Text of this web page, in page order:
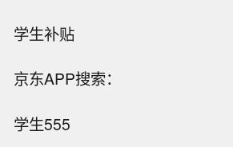
学生补贴
京东APP搜索：
学生555